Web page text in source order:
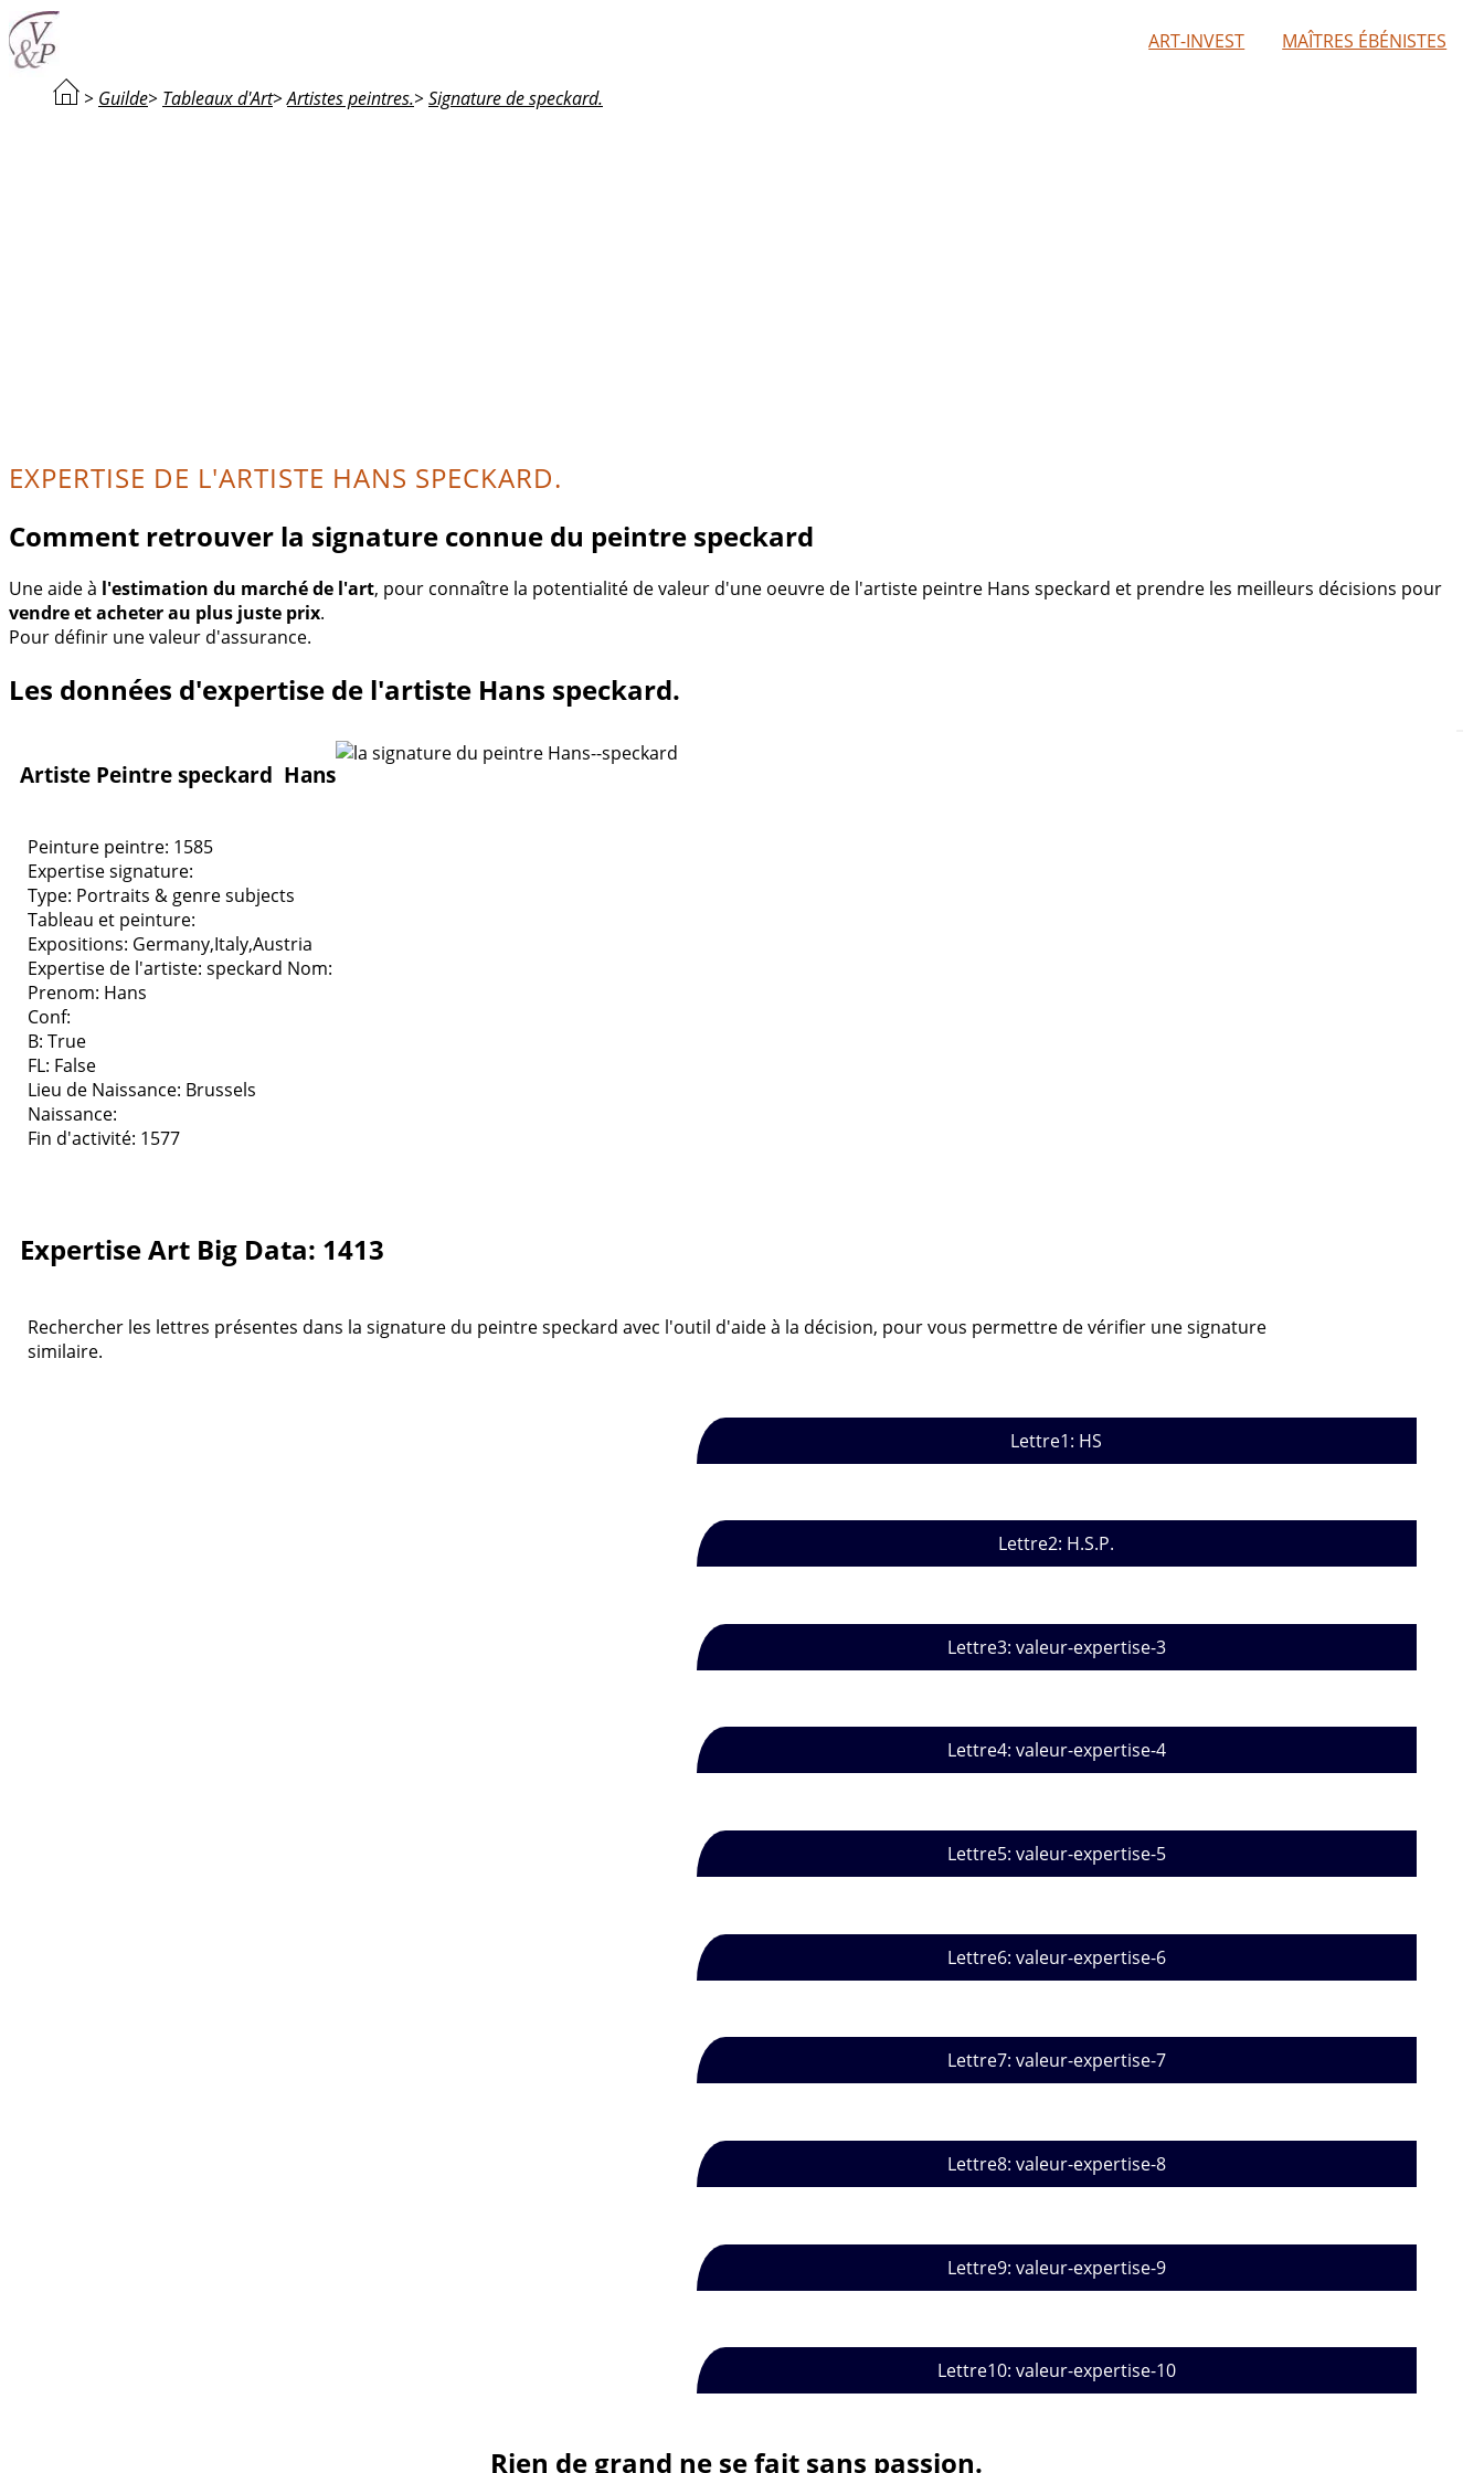
ART-INVEST MAÎTRES ÉBÉNISTES
> Guilde> Tableaux d'Art>Artistes peintres.> Signature de speckard.
EXPERTISE DE L'ARTISTE HANS SPECKARD.
Comment retrouver la signature connue du peintre speckard
Une aide à l'estimation du marché de l'art, pour connaître la potentialité de valeur d'une oeuvre de l'artiste peintre Hans speckard et prendre les meilleurs décisions pour
vendre et acheter au plus juste prix.
Pour définir une valeur d'assurance.
Les données d'expertise de l'artiste Hans speckard.
Artiste Peintre speckard Hans
Peinture peintre: 1585
Expertise signature:
Type: Portraits & genre subjects
Tableau et peinture:
Expositions: Germany,Italy,Austria
Expertise de l'artiste: speckard Nom:
Prenom: Hans
Conf:
B: True
FL: False
Lieu de Naissance: Brussels
Naissance:
Fin d'activité: 1577
Expertise Art Big Data: 1413
Rechercher les lettres présentes dans la signature du peintre speckard avec l'outil d'aide à la décision, pour vous permettre de vérifier une signature
similaire.
Lettre1: HS
Lettre2: H.S.P.
Lettre3: valeur-expertise-3
Lettre4: valeur-expertise-4
Lettre5: valeur-expertise-5
Lettre6: valeur-expertise-6
Lettre7: valeur-expertise-7
Lettre8: valeur-expertise-8
Lettre9: valeur-expertise-9
Lettre10: valeur-expertise-10
Rien de grand ne se fait sans passion.